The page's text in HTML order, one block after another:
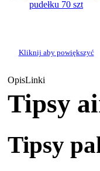
Kliknij aby powiększyć
OpisLinki
Tipsy
Tipsy